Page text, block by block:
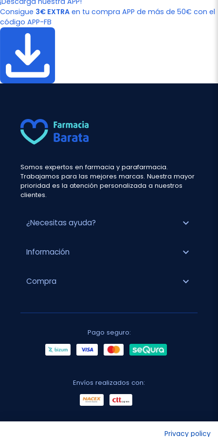
Consigue 3€ EXTRA en tu compra APP de más de 50€ con el
código APP-FB
Somos expertos en farmacia y parafarmacia.
Trabajamos para las mejores marcas. Nuestra mayor
prioridad es la atención personalizada a nuestros
clientes.
¿Necesitas ayuda? expand_more
Información expand_more
Compra expand_more
Pago seguro:
Envíos realizados con:
Privacy policy